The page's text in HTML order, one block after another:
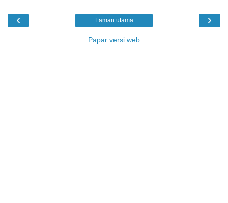
‹ ›
Laman utama
Papar versi web